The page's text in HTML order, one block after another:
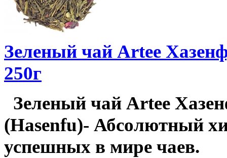
Зеленый чай Artee
250г
Зеленый чай Artee
(Hasenfu)- Абсолютный
успешных в мире чаев.